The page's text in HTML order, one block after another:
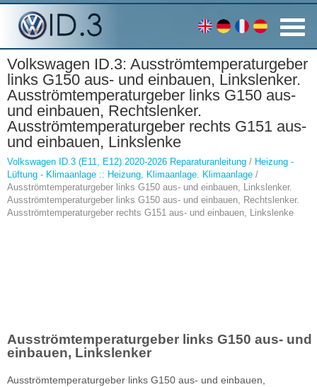
Volkswagen ID.3: Ausströmtemperaturgeber
links G150 aus- und einbauen, Linkslenker.
Ausströmtemperaturgeber links G150 aus-
und einbauen, Rechtslenker.
Ausströmtemperaturgeber rechts G151 aus-
und einbauen, Linkslenke
Volkswagen ID.3 (E11, E12) 2020-2026 Reparaturanleitung / Heizung -
Lüftung - Klimaanlage :: Heizung, Klimaanlage. Klimaanlage /
Ausströmtemperaturgeber links G150 aus- und einbauen, Linkslenker.
Ausströmtemperaturgeber links G150 aus- und einbauen, Rechtslenker.
Ausströmtemperaturgeber rechts G151 aus- und einbauen, Linkslenke
Ausströmtemperaturgeber links G150 aus- und
einbauen, Linkslenker
Ausströmtemperaturgeber links G150 aus- und einbauen,